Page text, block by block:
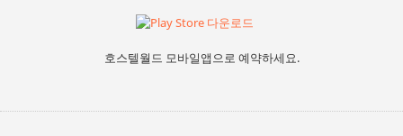
호스텔월드 모바일앱으로 예약하세요.